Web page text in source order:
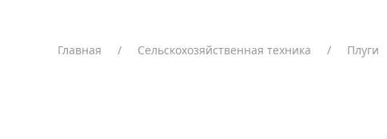
Главная Сельскохозяйственная техника Плуги